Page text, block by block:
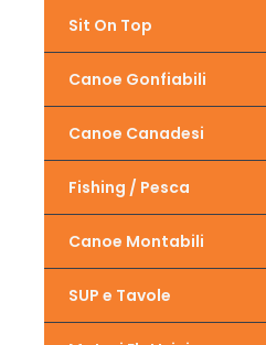
Sit On Top
Canoe Gonfiabili
Canoe Canadesi
Fishing / Pesca
Canoe Montabili
SUP e Tavole